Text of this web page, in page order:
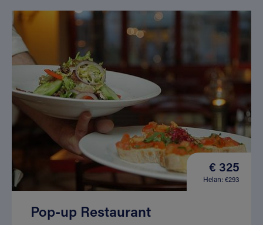
€ 325
Helan: €293
Pop-up Restaurant